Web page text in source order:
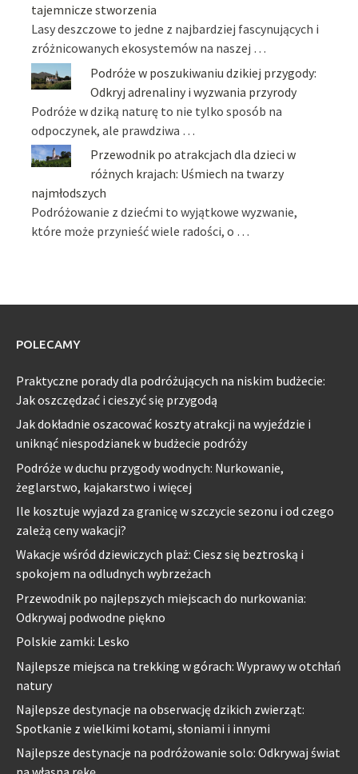
tajemnicze stworzenia
Lasy deszczowe to jedne z najbardziej fascynujących i
zróżnicowanych ekosystemów na naszej …
Podróże w poszukiwaniu dzikiej przygody:
Odkryj adrenaliny i wyzwania przyrody
Podróże w dziką naturę to nie tylko sposób na
odpoczynek, ale prawdziwa …
Przewodnik po atrakcjach dla dzieci w
różnych krajach: Uśmiech na twarzy
najmłodszych
Podróżowanie z dziećmi to wyjątkowe wyzwanie,
które może przynieść wiele radości, o …
POLECAMY
Praktyczne porady dla podróżujących na niskim budżecie:
Jak oszczędzać i cieszyć się przygodą
Jak dokładnie oszacować koszty atrakcji na wyjeździe i
uniknąć niespodzianek w budżecie podróży
Podróże w duchu przygody wodnych: Nurkowanie,
żeglarstwo, kajakarstwo i więcej
Ile kosztuje wyjazd za granicę w szczycie sezonu i od czego
zależą ceny wakacji?
Wakacje wśród dziewiczych plaż: Ciesz się beztroską i
spokojem na odludnych wybrzeżach
Przewodnik po najlepszych miejscach do nurkowania:
Odkrywaj podwodne piękno
Polskie zamki: Lesko
Najlepsze miejsca na trekking w górach: Wyprawy w otchłań
natury
Najlepsze destynacje na obserwację dzikich zwierząt:
Spotkanie z wielkimi kotami, słoniami i innymi
Najlepsze destynacje na podróżowanie solo: Odkrywaj świat